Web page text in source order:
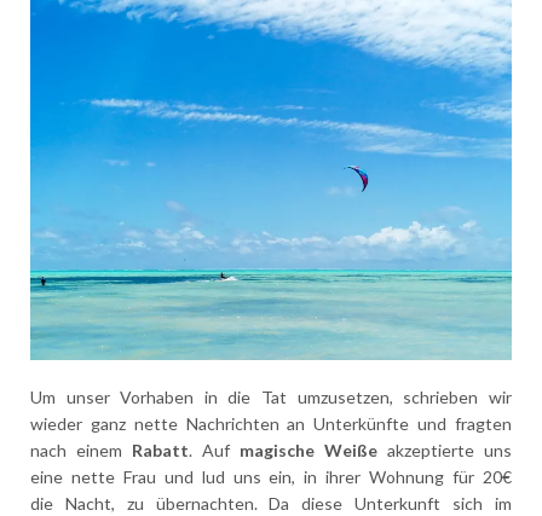
Um unser Vorhaben in die Tat umzusetzen, schrieben wir
wieder ganz nette Nachrichten an Unterkünfte und fragten
nach einem Rabatt. Auf magische Weiße akzeptierte uns
eine nette Frau und lud uns ein, in ihrer Wohnung für 20€
die Nacht, zu übernachten. Da diese Unterkunft sich im